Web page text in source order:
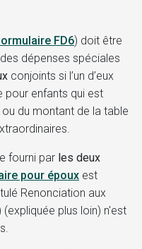
FD6) doit être
dépenses spéciales
conjoints si l’un d’eux
pour enfants qui est
du montant de la table
fourni par les deux
pour époux est
Renonciation aux
(expliquée plus loin) n'est